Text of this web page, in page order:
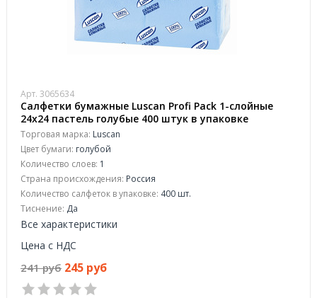
Арт. 3065634
Салфетки бумажные Luscan Profi Pack 1-слойные
24х24 пастель голубые 400 штук в упаковке
Торговая марка: Luscan
Цвет бумаги: голубой
Количество слоев: 1
Страна происхождения: Россия
Количество салфеток в упаковке: 400 шт.
Тиснение: Да
Все характеристики
Цена с НДС
241 руб 245 руб